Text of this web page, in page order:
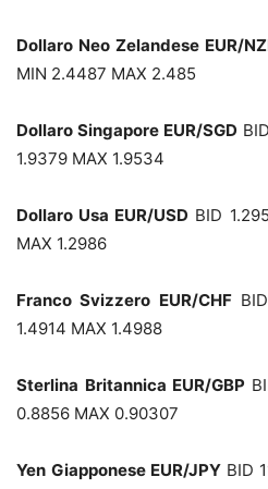
Dollaro Neo Zelandese EUR/
MIN 2.4487 MAX 2.485
Dollaro Singapore EUR/SGD
1.9379 MAX 1.9534
Dollaro Usa EUR/USD BID
MAX 1.2986
Franco Svizzero EUR/CHFBID
1.4914 MAX 1.4988
Sterlina Britannica EUR/GBP
0.8856 MAX 0.90307
Yen Giapponese EUR/JPY BID